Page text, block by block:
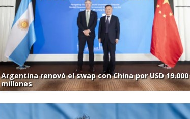
Argentina renovó el swap con China por USD 19.000
millones